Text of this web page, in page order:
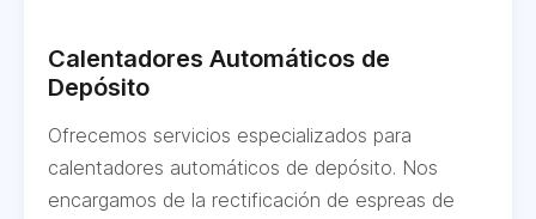
Calentadores Automáticos de
Depósito
Ofrecemos servicios especializados para
calentadores automáticos de depósito. Nos
encargamos de la rectificación de espreas de